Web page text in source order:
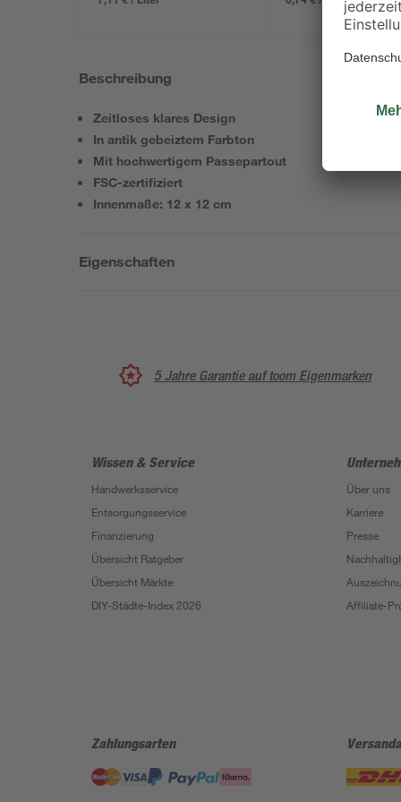
Beschreibung
Zeitloses klares Design
In antik gebeiztem Farbton
Mit hochwertigem Passepartout
FSC-zertifiziert
Innenmaße: 12 x 12 cm
Eigenschaften
5 Jahre Garantie auf toom Eigenmarken
Wissen & Service
Handwerksservice
Entsorgungsservice
Finanzierung
Übersicht Ratgeber
Übersicht Märkte
DIY-Städte-Index 2026
Über uns
Karriere
Presse
Affiliate-
Zahlungsarten